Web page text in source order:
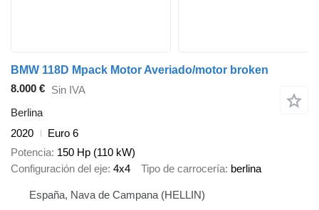
BMW 118D Mpack Motor Averiado/motor broken
8.000 € Sin IVA
Berlina
2020
Euro 6
Potencia 150 Hp (110 kW)
Configuración del eje 4x4 Tipo de carrocería berlina
España, Nava de Campana (HELLIN)